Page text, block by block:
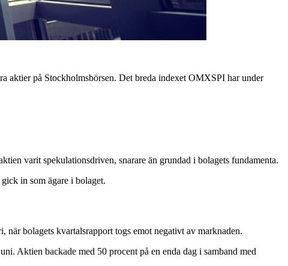
aktier på Stockholmsbörsen. Det breda indexet OMXSPI har under
varit spekulationsdriven, snarare än grundad i bolagets fundamenta.
in som ägare i bolaget.
bolagets kvartalsrapport togs emot negativt av marknaden.
Aktien backade med 50 procent på en enda dag i samband med